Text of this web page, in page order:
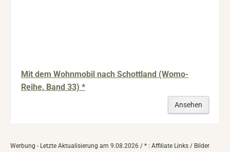
Mit dem Wohnmobil nach Schottland (Womo-
Reihe, Band 33) *
Ansehen
Werbung - Letzte Aktualisierung am 9.08.2026 / * : Affiliate Links / Bilder